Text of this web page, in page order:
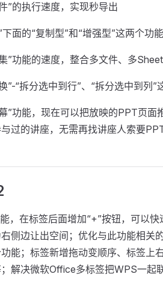
”的执行速度，实现秒导出
面的“复制型”和“增强型”这两个功
”功能的速度，整合多文件、多
”-“拆分选中到行”、“拆分选中到列
”功能，现在可以把放映的PPT页面
过的讲座，无需再找讲座人索要
，在标签后面增加“+”按钮，可以
侧边让出空间；优化与此功能相关
能；标签新增拖动变顺序、标签上
解决微软Office多标签把WPS一起